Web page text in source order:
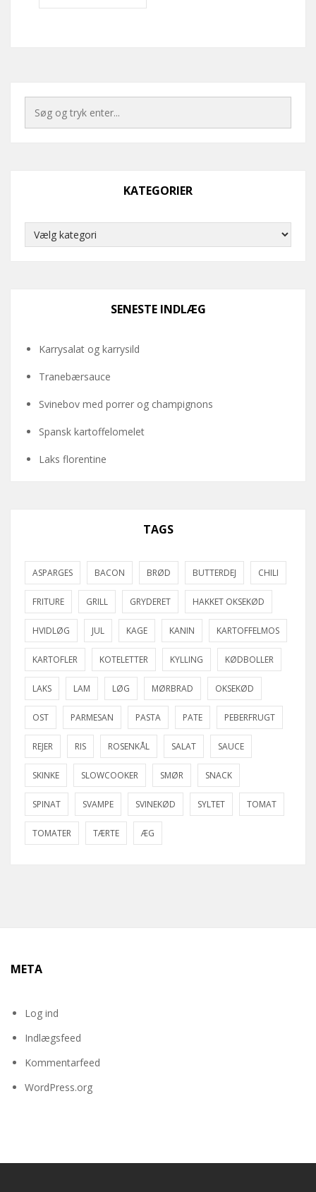
KATEGORIER
Kategorier
SENESTE INDLÆG
Karrysalat og karrysild
Tranebærsauce
Svinebov med porrer og champignons
Spansk kartoffelomelet
Laks florentine
TAGS
ASPARGES BACON BRØD BUTTERDEJ CHILI
FRITURE GRILL GRYDERET HAKKET OKSEKØD
HVIDLØG JUL KAGE KANIN KARTOFFELMOS
KARTOFLER KOTELETTER KYLLING KØDBOLLER
LAKS LAM LØG MØRBRAD OKSEKØD
OST PARMESAN PASTA PATE PEBERFRUGT
REJER RIS ROSENKÅL SALAT SAUCE
SKINKE SLOWCOOKER SMØR SNACK
SPINAT SVAMPE SVINEKØD SYLTET TOMAT
TOMATER TÆRTE ÆG
META
Log ind
Indlægsfeed
Kommentarfeed
WordPress.org